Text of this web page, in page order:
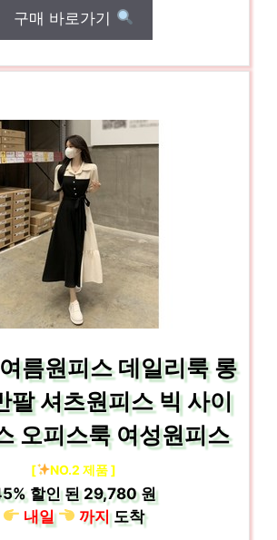
구매 바로가기
름원피스 데일리룩 롱
팔 셔츠원피스 빅 사이
오피스룩 여성원피스
[ NO.2 제품 ]
할인 된29,780 원
내일
까지도착